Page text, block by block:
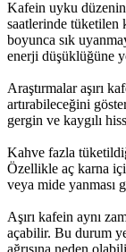
Kafein uyku
saatlerinde tüketilen
boyunca sık
enerji düşüklüğüne
Araştırmalar aşırı
artırabileceğini
gergin ve kaygılı
Kahve fazla
Özellikle aç karna
veya mide yanması
Aşırı kafein aynı
açabilir. Bu durum
ağrısına neden